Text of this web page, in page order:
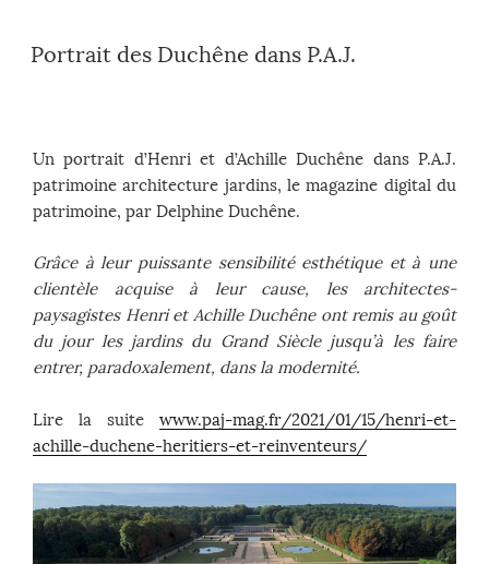
Portrait des Duchêne dans P.A.J.
Un portrait d’Henri et d’Achille Duchêne dans P.A.J.
patrimoine architecture jardins, le magazine digital du
patrimoine, par Delphine Duchêne.
Grâce à leur puissante sensibilité esthétique et à une
clientèle acquise à leur cause, les architectes-
paysagistes Henri et Achille Duchêne ont remis au goût
du jour les jardins du Grand Siècle jusqu’à les faire
entrer, paradoxalement, dans la modernité.
Lire la suite www.paj-mag.fr/2021/01/15/henri-et-
achille-duchene-heritiers-et-reinventeurs/